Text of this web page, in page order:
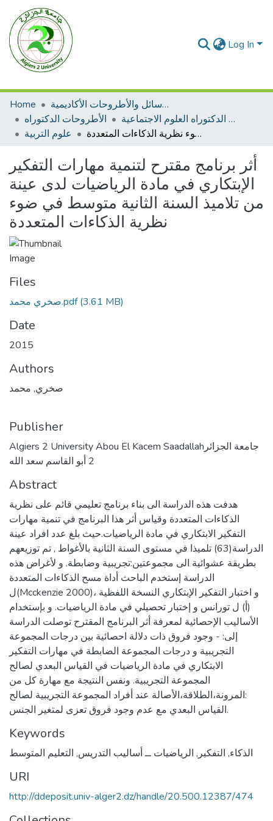
Log In
Home
الرسائل والأطروحات الأكاديمية
الأطروحات الدكتوراه
الأطروحات الدكتوراه العلوم الاجتماعية
علوم التربية
أثر برنامج مقترح لتنمية مهارات التفكير الإبتكاري في مادة الرياضيات لدى عينة من تلاميذ السنة الثانية متوسط في ضوء نظرية الذكاءات المتعددة
أثر برنامج مقترح لتنمية مهارات التفكير
الإبتكاري في مادة الرياضيات لدى عينة
من تلاميذ السنة الثانية متوسط في ضوء
نظرية الذكاءات المتعددة
Files
صخري محمد.pdf(3.61 MB)
Date
2015
Authors
صخري, محمد
Publisher
Algiers 2 University Abou El Kacem Saadallahجامعة الجزائر
2 أبو القاسم سعد الله
Abstract
هدفت هذه الدراسة الى بناء برنامج تعليمي قائم على نظرية
الذكاءات المتعددة وقياس أثر هذا البرنامج في تنمية مهارات
التفكير الابتكاري في مادة الرياضيات.حيث بلغ عدد افراد عينة
الدراسة(63) تلميذا في مستوى السنة الثانية بالأغواط , تم توزيعهم
بطريقة عشوائية الى مجموعتين:تجريبية وضابطة. و لأغراض هذه
الدراسة إستخدم الباحث أداة مسح الذكاءات المتعددة
ل(Mcckenzie 2000)، و اختبار التفكير الإبتكاري النسخة اللفظية
(أ) ل تورانس و إختبار تحصيلي في مادة الرياضيات. و بإستخدام
الأساليب الإحصائية لمعرفة أثر البرنامج المقترح توصلت الدراسة
إلى: - وجود فروق ذات دلالة احصائية بين درجات المجموعة
التجريبية و درجات المجموعة الضابطة في مهارات التفكير
الابتكاري في مادة الرياضيات في القياس البعدي لصالح
المجموعة التجريبية. ونفس النتيجة مع مهارة كل من
:المرونة،الطلاقة،الأصالة عند أفراد المجموعة التجريبية لصالح
القياس البعدي مع عدم وجود فروق تعزى لمتغير الجنس.
Keywords
الذكاء, التفكير , الرياضيات ــ أساليب التدريس, التعليم المتوسط
URI
http://ddeposit.univ-alger2.dz/handle/20.500.12387/474